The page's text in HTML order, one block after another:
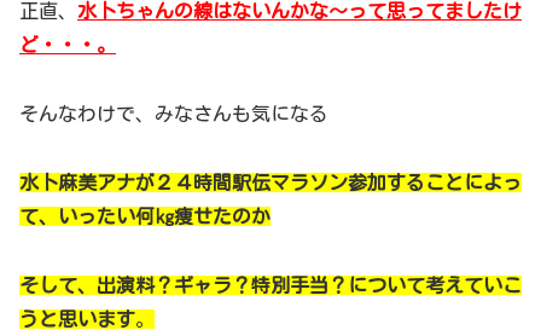
正直、 水卜ちゃんの線はないんかな～って思ってましたけ
ど・・・。
そんなわけで、みなさんも気になる
水卜麻美アナが２４時間駅伝マラソン参加することによっ
て、いったい何㎏痩せたのか
そして、出演料？ギャラ？特別手当？について考えていこ
うと思います。